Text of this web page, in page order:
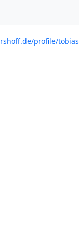
profile/tobias